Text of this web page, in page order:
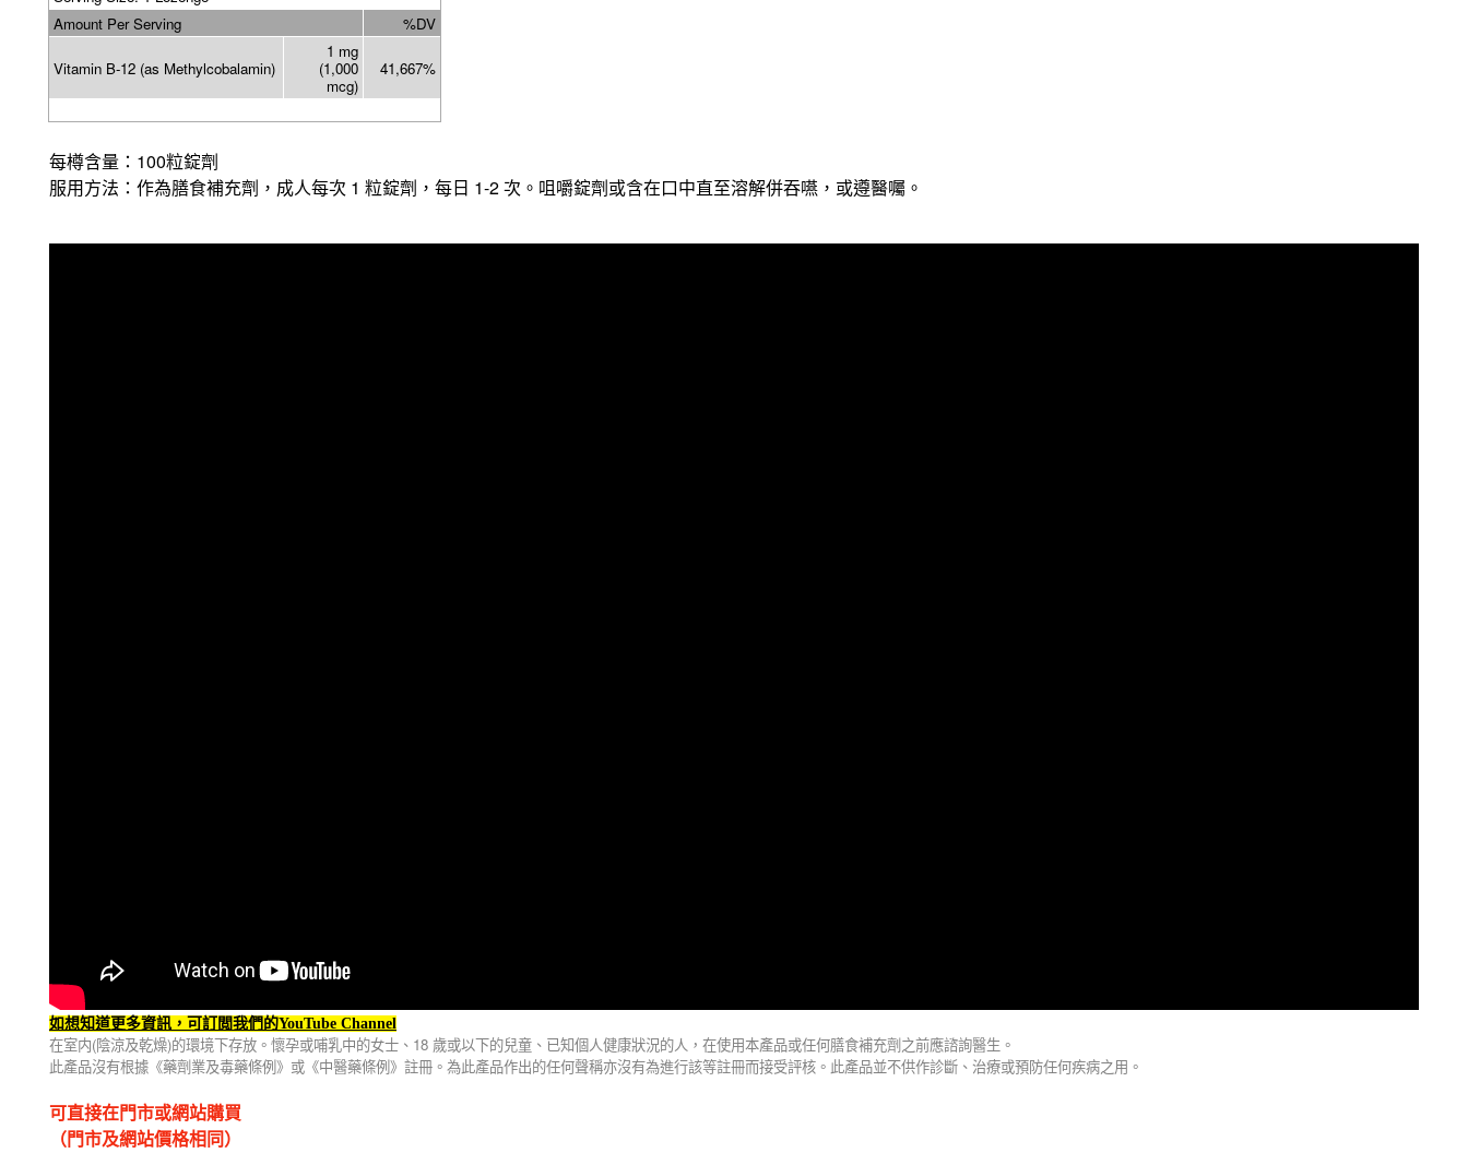
Amount Per Serving
%DV
Vitamin B-12 (as Methylcobalamin)
1 mg
(1,000
mcg)
41,667%
每樽含量： 100粒錠劑
服用方法：作為膳食補充劑， 成人每次 1 粒錠劑，每日 1-2 次。咀嚼錠劑或含在口中直至溶解併吞嚥，或遵醫囑。
如想知道更多資訊，可訂閲我們的YouTube Channel
在室内(陰涼及乾燥)的環境下存放。懷孕或哺乳中的女士、 18 歲或以下的兒童、已知個人健康狀況的人，在使用本產品或任何膳食補充劑之前應諮詢醫生。
此產品沒有根據《藥劑業及毒藥條例》或《中醫藥條例》註冊。為此產品作出的任何聲稱亦沒有為進行該等註冊而接受評核。此產品並不供作診斷、治療或預防任何疾病之用。
可直接在門市或網站購買
（門市及網站價格相同）